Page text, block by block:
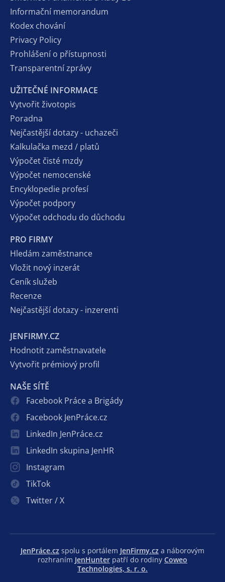
Informační memorandum
Kodex chování
Privacy Policy
Prohlášení o přístupnosti
Transparentní zprávy
UŽITEČNÉ INFORMACE
Vytvořit životopis
Poradna
Nejčastější dotazy - uchazeči
Kalkulačka mezd / platů
Výpočet čisté mzdy
Výpočet nemocenské
Encyklopedie profesí
Výpočet podpory
Výpočet odchodu do důchodu
PRO FIRMY
Hledám zaměstnance
Vložit nový inzerát
Ceník služeb
Recenze
Nejčastější dotazy - inzerenti
JENFIRMY.CZ
Hodnotit zaměstnavatele
Vytvořit prémiový profil
NAŠE SÍTĚ
Facebook Práce a Brigády
Facebook JenPráce.cz
LinkedIn JenPráce.cz
LinkedIn skupina JenHR
Instagram
TikTok
Twitter / X
JenPráce.cz spolu s portálem JenFirmy.cz a náborovým
rozhraním JenHunter patří do rodiny Coweo
Technologies, s. r. o.